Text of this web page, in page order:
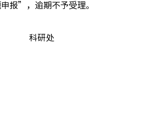
报” ，逾期不予受理。
科研处